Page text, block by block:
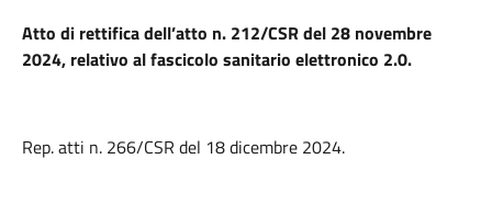
Atto di rettifica dell’atto n. 212/CSR del 28 novembre
2024, relativo al fascicolo sanitario elettronico 2.0.
Rep. atti n. 266/CSR del 18 dicembre 2024.